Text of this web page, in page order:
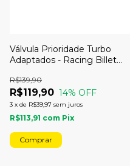
Válvula Prioridade Turbo
Adaptados - Racing Billet
R$119,90
R$139,90
14% OFF
3 x de R$39,97 sem juros
R$113,91 com Pix
Comprar